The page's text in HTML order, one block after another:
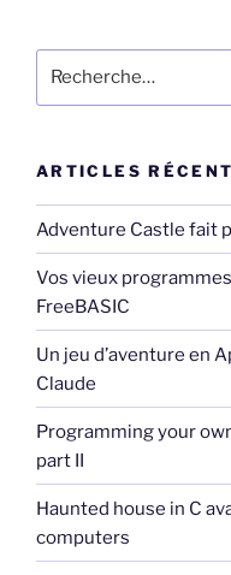
C »
pour
ARTICLES
Adventure Castle fait
Vos vieux
FreeBASIC
Un jeu d’aventure en
Claude
Programming your
part II
Haunted house in C
computers